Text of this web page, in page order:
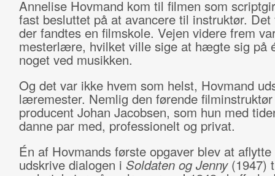
Annelise Hovmand kom til filmen som
fast besluttet på at avancere til instruktør. Det
der fandtes en filmskole. Vejen videre frem
mesterlære, hvilket ville sige at hægte sig på
noget ved musikken.
Og det var ikke hvem som helst, Hovmand
læremester. Nemlig den førende
producent Johan Jacobsen, som hun med
danne par med, professionelt og privat.
Én af Hovmands første opgaver blev at aflytte
udskrive dialogen i Soldaten og Jenny (1947)